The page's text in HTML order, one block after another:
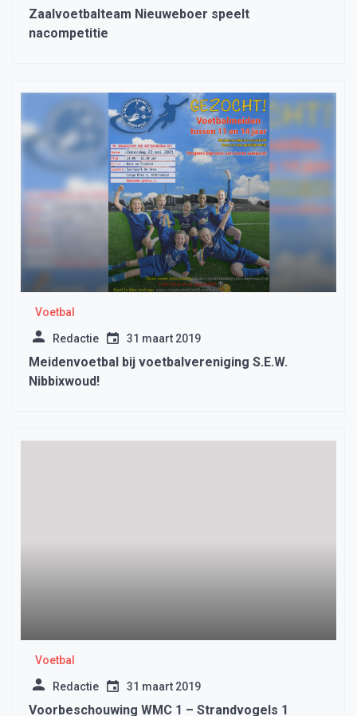
Zaalvoetbalteam Nieuweboer speelt
nacompetitie
Voetbal
Redactie 31 maart 2019
Meidenvoetbal bij voetbalvereniging S.E.W.
Nibbixwoud!
Voetbal
Redactie 31 maart 2019
Voorbeschouwing WMC 1 – Strandvogels 1